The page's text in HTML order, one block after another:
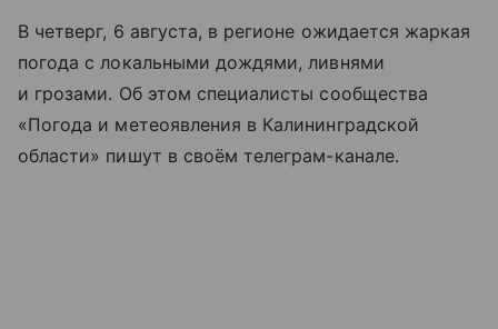
В четверг, 6 августа, в регионе ожидается жаркая
погода с локальными дождями, ливнями
и грозами. Об этом специалисты сообщества
«Погода и метеоявления в Калининградской
области» пишут в своём телеграм-канале.